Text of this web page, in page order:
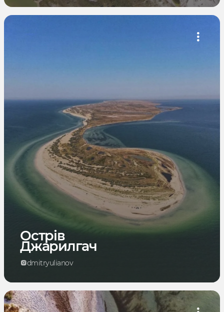
Острів
Джарилгач
dmitryulianov